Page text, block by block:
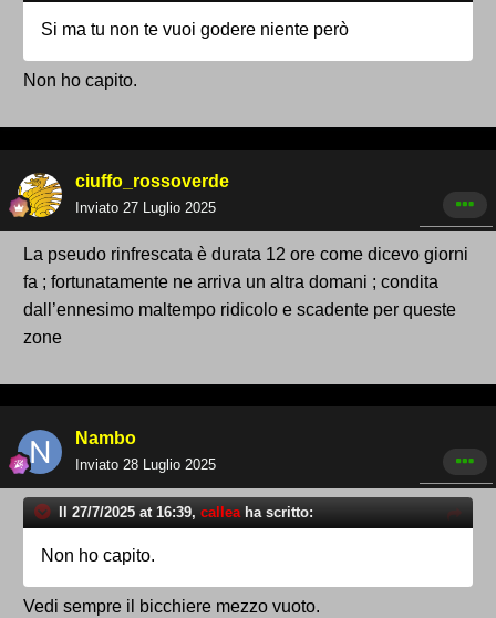
Si ma tu non te vuoi godere niente però
Non ho capito.
ciuffo_rossoverde
Inviato 27 Luglio 2025
La pseudo rinfrescata è durata 12 ore come dicevo giorni
fa ; fortunatamente ne arriva un altra domani ; condita
dall’ennesimo maltempo ridicolo e scadente per queste
zone
Nambo
Inviato 28 Luglio 2025
Il 27/7/2025 at 16:39, calleaha scritto:
Non ho capito.
Vedi sempre il bicchiere mezzo vuoto.